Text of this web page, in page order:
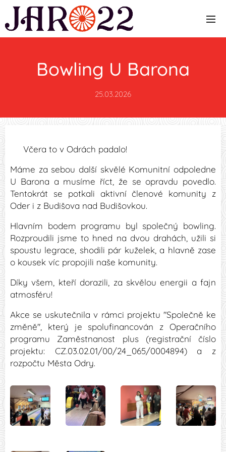
Bowling U Barona
25.03.2026
Včera to v Odrách padalo!
Máme za sebou další skvělé Komunitní odpoledne
U Barona a musíme říct, že se opravdu povedlo.
Tentokrát se potkali aktivní členové komunity z
Oder i z Budišova nad Budišovkou. 🤝✨
Hlavním bodem programu byl společný bowling.
Rozproudili jsme to hned na dvou drahách, užili si
spoustu legrace, shodili pár kuželek, a hlavně zase
o kousek víc propojili naše komunity.
Díky všem, kteří dorazili, za skvělou energii a fajn
atmosféru!
Akce se uskutečnila v rámci projektu "Společně ke
změně", který je spolufinancován z Operačního
programu Zaměstnanost plus (registrační číslo
projektu: CZ.03.02.01/00/24_065/0004894) a z
rozpočtu Města Odry.